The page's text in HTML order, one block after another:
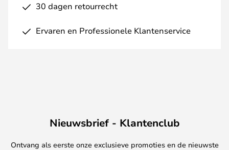
30 dagen retourrecht
Ervaren en Professionele Klantenservice
Nieuwsbrief - Klantenclub
Ontvang als eerste onze exclusieve promoties en de nieuwste